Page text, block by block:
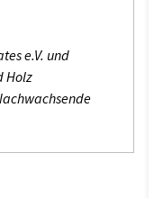
e.V. und
Holz